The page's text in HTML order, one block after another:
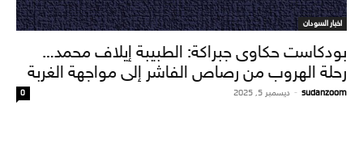
اخبار السودان
بودكاست حكاوى جبراكة: الطبيبة إيلاف محمد…
رحلة الهروب من رصاص الفاشر إلى مواجهة الغربة
sudanzoom
- ديسمبر 5, 2025 0